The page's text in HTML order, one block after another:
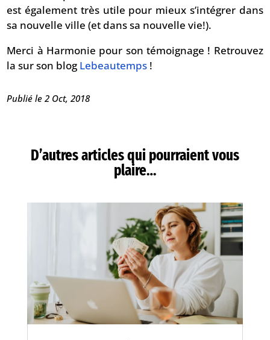
est également très utile pour mieux s’intégrer dans
sa nouvelle ville (et dans sa nouvelle vie!).
Merci à Harmonie pour son témoignage ! Retrouvez
la sur son blog Lebeautemps !
Publié le 2 Oct, 2018
D’autres articles qui pourraient vous
plaire…